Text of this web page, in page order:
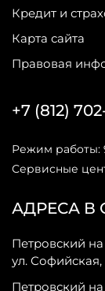
Кредит и
Карта сайта
Правовая
АДРЕСА В
Петровский
ул. Софийская,
Петровский
+7 (812) 702-
Режим работы:
Сервисные